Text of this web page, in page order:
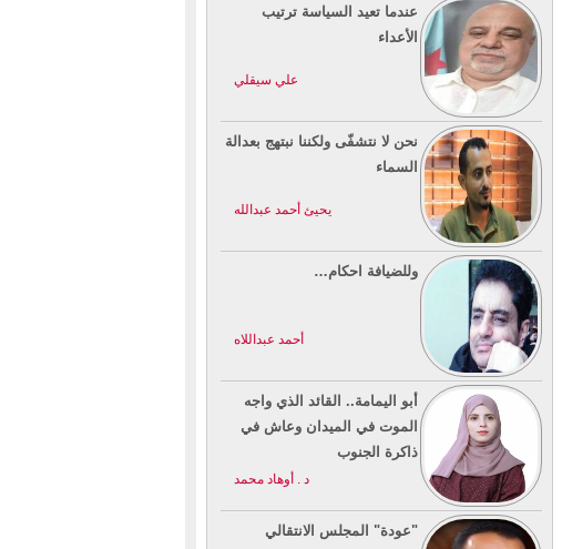
عندما تعيد السياسة ترتيب
الأعداء
علي سيقلي
نحن لا نتشفّى ولكننا نبتهج بعدالة
السماء
يحيئ أحمد عبدالله
وللضيافة احكام…
أحمد عبداللاه
أبو اليمامة.. القائد الذي واجه
الموت في الميدان وعاش في
ذاكرة الجنوب
د . أوهاد محمد
"عودة" المجلس الانتقالي